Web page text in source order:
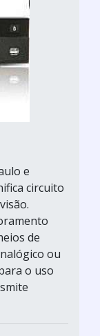
e
circuito
de
ou
o uso